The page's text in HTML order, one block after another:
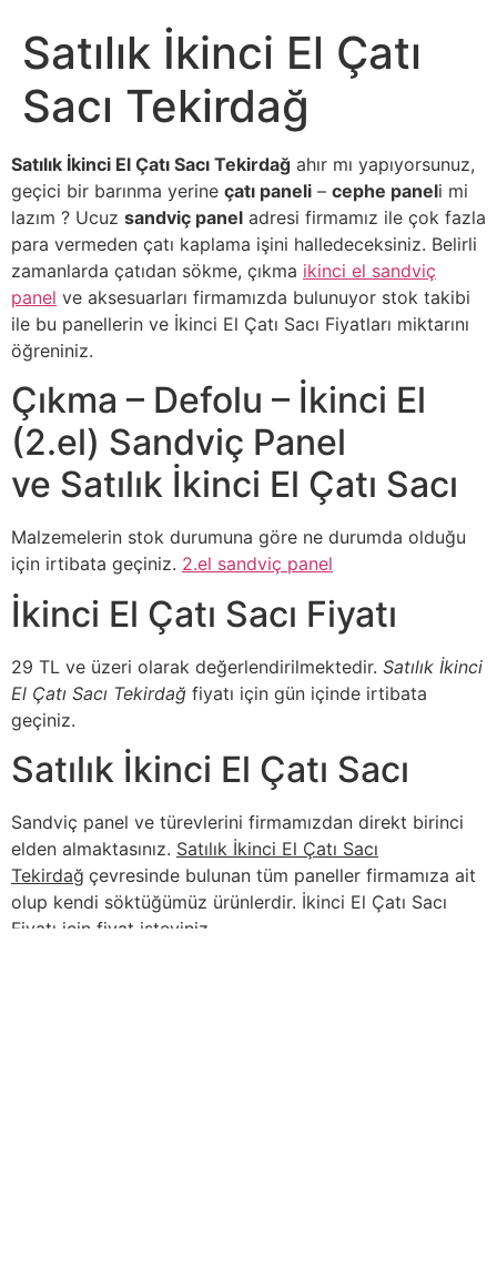
Satılık İkinci El Çatı
Sacı Tekirdağ
Satılık İkinci El Çatı Sacı Tekirdağ ahır mı yapıyorsunuz,
geçici bir barınma yerine çatı paneli – cephe paneli mi
lazım ? Ucuz sandviç panel adresi firmamız ile çok fazla
para vermeden çatı kaplama işini halledeceksiniz. Belirli
zamanlarda çatıdan sökme, çıkma ikinci el sandviç
panel ve aksesuarları firmamızda bulunuyor stok takibi
ile bu panellerin ve İkinci El Çatı Sacı Fiyatları miktarını
öğreniniz.
Çıkma – Defolu – İkinci El
(2.el) Sandviç Panel
ve Satılık İkinci El Çatı Sacı
Malzemelerin stok durumuna göre ne durumda olduğu
için irtibata geçiniz. 2.el sandviç panel
İkinci El Çatı Sacı Fiyatı
29 TL ve üzeri olarak değerlendirilmektedir. Satılık İkinci
El Çatı Sacı Tekirdağ fiyatı için gün içinde irtibata
geçiniz.
Satılık İkinci El Çatı Sacı
Sandviç panel ve türevlerini firmamızdan direkt birinci
elden almaktasınız. Satılık İkinci El Çatı Sacı
Tekirdağ çevresinde bulunan tüm paneller firmamıza ait
olup kendi söktüğümüz ürünlerdir. İkinci El Çatı Sacı
Fiyatı için fiyat isteyiniz.